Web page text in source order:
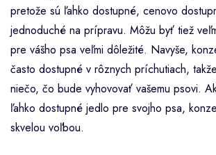
pretože sú ľahko dostupné, cenovo
jednoduché na prípravu. Môžu byť tiež
pre vášho psa veľmi dôležité. Navyše,
často dostupné v rôznych príchutiach,
niečo, čo bude vyhovovať vašemu psovi.
ľahko dostupné jedlo pre svojho psa,
skvelou voľbou.